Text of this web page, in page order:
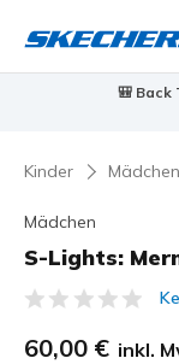
🎒 Back
Kinder Mädchen
Mädchen
S-Lights:
3,5 von 5
60,00 € inkl.